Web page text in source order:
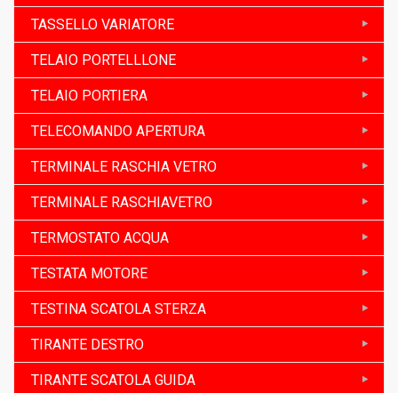
TASSELLO VARIATORE
TELAIO PORTELLLONE
TELAIO PORTIERA
TELECOMANDO APERTURA
TERMINALE RASCHIA VETRO
TERMINALE RASCHIAVETRO
TERMOSTATO ACQUA
TESTATA MOTORE
TESTINA SCATOLA STERZA
TIRANTE DESTRO
TIRANTE SCATOLA GUIDA